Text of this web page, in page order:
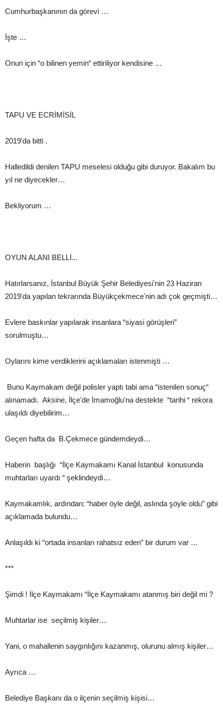
Cumhurbaşkanının da görevi …
İşte …
Onun için “o bilinen yemin“ ettiriliyor kendisine …
TAPU VE ECRİMİSİL
2019'da bitti .
Halledildi denilen TAPU meselesi olduğu gibi duruyor. Bakalım bu
yıl ne diyecekler…
Bekliyorum …
OYUN ALANI BELLİ...
Hatırlarsanız, İstanbul Büyük Şehir Belediyesi'nin 23 Haziran
2019'da yapılan tekrarında Büyükçekmece'nin adı çok geçmişti…
Evlere baskınlar yapılarak insanlara “siyasi görüşleri”
sorulmuştu…
Oylarını kime verdiklerini açıklamaları istenmişti …
Bunu Kaymakam değil polisler yaptı tabi ama “istenilen sonuç“
alınamadı. Aksine, İlçe'de İmamoğlu'na destekte “tarihi “ rekora
ulaşıldı diyebilirim…
Geçen hafta da B.Çekmece gündemdeydi…
Haberin başlığı “İlçe Kaymakamı Kanal İstanbul konusunda
muhtarları uyardı “ şeklindeydi…
Kaymakamlık, ardından: “haber öyle değil, aslında şöyle oldu” gibi
açıklamada bulundu…
Anlaşıldı ki “ortada insanları rahatsız eden” bir durum var …
***
Şimdi ! İlçe Kaymakamı “İlçe Kaymakamı atanmış biri değil mi ?
Muhtarlar ise seçilmiş kişiler…
Yani, o mahallenin saygınlığını kazanmış, olurunu almış kişiler…
Ayrıca …
Belediye Başkanı da o ilçenin seçilmiş kişisi…